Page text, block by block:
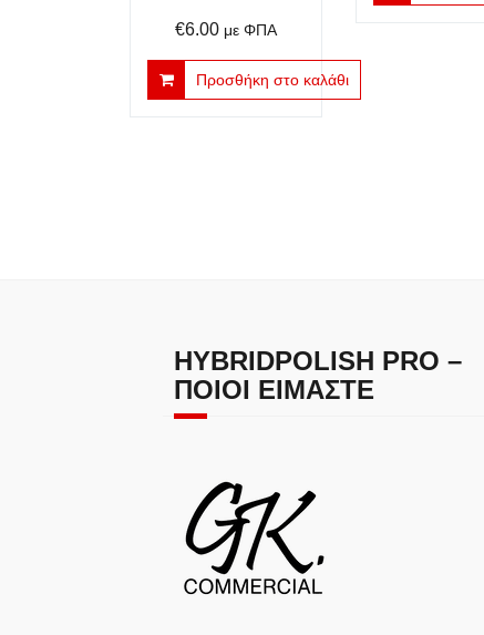
€6.00 με ΦΠΑ
Προσθήκη στο καλάθι
HYBRIDPOLISH PRO –
ΠΟΙΟΙ ΕΊΜΑΣΤΕ